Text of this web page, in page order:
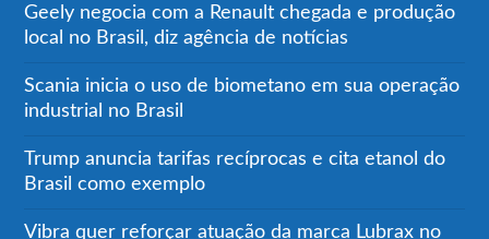
Geely negocia com a Renault chegada e produção
local no Brasil, diz agência de notícias
Scania inicia o uso de biometano em sua operação
industrial no Brasil
Trump anuncia tarifas recíprocas e cita etanol do
Brasil como exemplo
Vibra quer reforçar atuação da marca Lubrax no